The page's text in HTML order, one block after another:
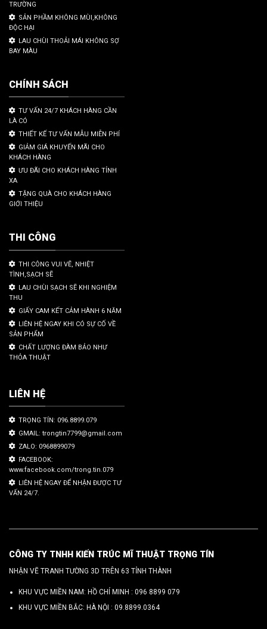
TRƯỜNG
SẢN PHẦM KHÔNG MÙI,KHÔNG
ĐỘC HẠI
LAU CHÙI THOẢI MÁI KHÔNG SỢ
BAY MÀU
CHÍNH SÁCH
TƯ VẤN 24/7 KHÁCH HÀNG CẦN
LÀ CÓ
THIẾT KẾ TƯ VẤN MẪU MIỄN PHÍ
GIẢM GIÁ KHUYẾN MÃI CHO
KHÁCH HÀNG
ƯU ĐÃI CHO KHÁCH HÀNG TỈNH
XA
TẶNG QUÀ CHO KHÁCH HÀNG
GIỚI THIỆU
THI CÔNG
THI CÔNG VUI VẼ, NHIỆT
TÌNH,SẠCH SẼ
LAU CHÙI SẠCH SẼ KHI NGHIỆM
THU
GIẤY CAM KẾT CẢM HÀNH 6 NĂM
LIÊN HỆ NGAY KHI CÓ SỰ CỐ VỀ
SẢN PHẨM
CHẤT LƯỢNG ĐÀM BẢO NHƯ
THỎA THUẬT
LIÊN HỆ
TRỌNG TÍN: 096.8899.079
GMAIL: trongtin7799@gmail.com
ZALO: 0968899079
FACEBOOK:
www.facebook.com/trong.tin.079
LIÊN HỆ NGAY ĐỂ NHẬN ĐƯỢC TƯ
VẤN 24/7.
CÔNG TY TNHH KIẾN TRÚC MĨ THUẬT TRỌNG TÍN
NHẬN VẼ TRANH TƯỜNG 3D TRÊN 63 TỈNH THÀNH
KHU VỰC MIỀN NAM: HỒ CHÍ MINH : 096 8899 079
KHU VỰC MIỀN BẮC: HÀ NỘI : 09.8899.0364